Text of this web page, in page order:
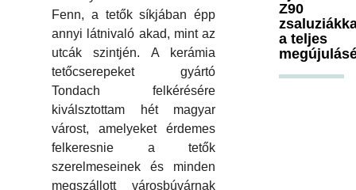
Fenn, a tetők síkjában épp
annyi látnivaló akad, mint az
utcák szintjén. A kerámia
tetőcserepeket gyártó
Tondach felkérésére
kiválsztottam hét magyar
várost, amelyeket érdemes
felkeresnie a tetők
szerelmeseinek és minden
megszállott városbúvárnak
Z90
a teljes